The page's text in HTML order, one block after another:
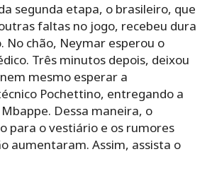
segunda etapa, o brasileiro, que
faltas no jogo, recebeu dura
No chão, Neymar esperou o
Três minutos depois, deixou
mesmo esperar a
Pochettino, entregando a
Dessa maneira, o
para o vestiário e os rumores
aumentaram. Assim, assista o